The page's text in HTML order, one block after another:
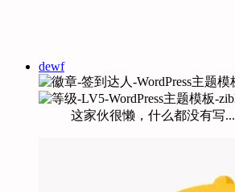
dewf
这家伙很懒，什么都没有写...